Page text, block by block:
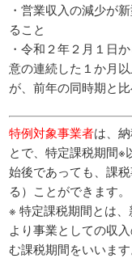
・営業収入の減少が
ること
・令和２年２月１日
意の連続した１か月
が、前年の同時期と
特例対象事業者は、
とで、特定課税期間※
始後であっても、課
る）ことができます。
※ 特定課税期間とは
より事業としての収
む課税期間をいいます